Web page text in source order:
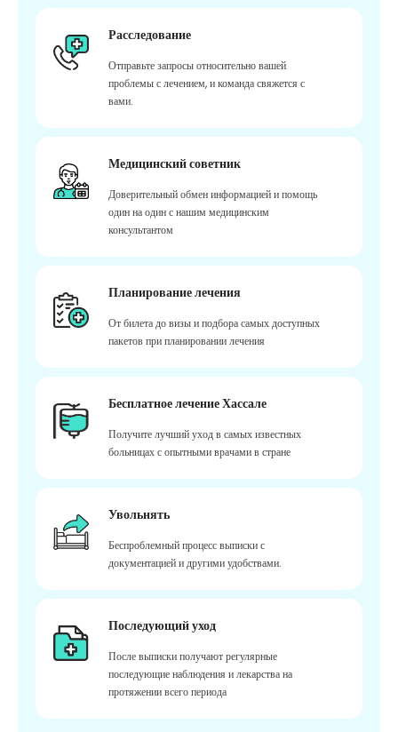
Расследование
Отправьте запросы относительно вашей
проблемы с лечением, и команда свяжется с
вами.
Медицинский советник
Доверительный обмен информацией и помощь
один на один с нашим медицинским
консультантом
Планирование лечения
От билета до визы и подбора самых доступных
пакетов при планировании лечения
Бесплатное лечение Хассале
Получите лучший уход в самых известных
больницах с опытными врачами в стране
Увольнять
Беспроблемный процесс выписки с
документацией и другими удобствами.
Последующий уход
После выписки получают регулярные
последующие наблюдения и лекарства на
протяжении всего периода